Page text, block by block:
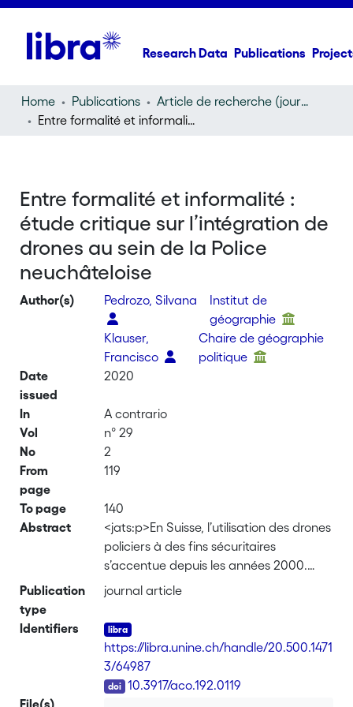
Research Data Publications
Home Publications
Article de recherche (journal article)
Entre formalité et informalité : étude critique sur l’intégration de drones au sein de la Police neuchâteloise
Entre formalité et informalité :
étude critique sur l’intégration de
drones au sein de la Police
neuchâteloise
Author(s) Pedrozo, Silvana
Institut de
géographie
Klauser,
Francisco
Chaire de géographie
politique
Date
issued
2020
In
A contrario
Vol
n° 29
No
2
From
page
119
To page
140
Abstract
<jats:p>En Suisse, l’utilisation des drones
policiers à des fins sécuritaires
s’accentue depuis les années 2000.
Pourtant, les citoyens suisses restent
que des multiples usages qui en sont
faits dans le milieu policier. Alors que de
nombreuses institutions publiques à
vocation sécuritaire prônent la
transparence, l’intégration de cette
Publication
type
journal article
Identifiers
https://libra.unine.ch/handle/20.500.1471
3/64987
10.3917/aco.192.0119
File(s)